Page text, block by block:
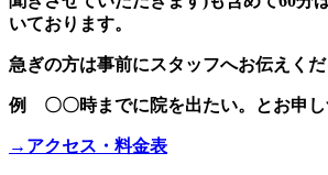
いております。
急ぎの方は事前にスタッフへお伝えくだ
例 〇〇時までに院を出たい。とお申
→アクセス・料金表